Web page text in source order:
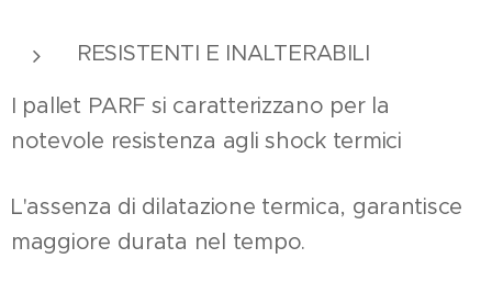
RESISTENTI E INALTERABILI
I pallet PARF si caratterizzano per la
notevole resistenza agli shock termici
L'assenza di dilatazione termica, garantisce
maggiore durata nel tempo.